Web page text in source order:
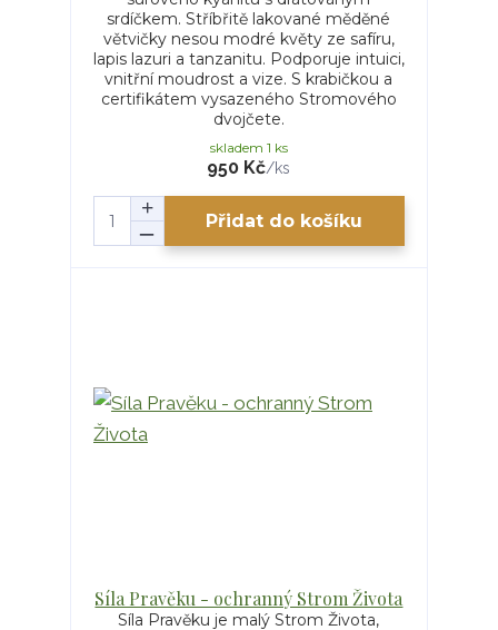
srdíčkem. Stříbřitě lakované měděné
větvičky nesou modré květy ze safíru,
lapis lazuri a tanzanitu. Podporuje intuici,
vnitřní moudrost a vize. S krabičkou a
certifikátem vysazeného Stromového
dvojčete.
950 Kč/ks
skladem 1 ks
Přidat do košíku
Síla Pravěku - ochranný Strom Života
Síla Pravěku je malý Strom Života,